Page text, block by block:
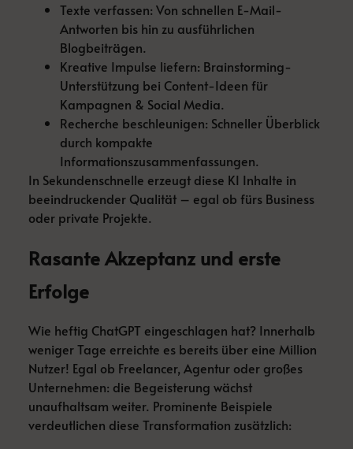
Texte verfassen: Von schnellen E-Mail-
Antworten bis hin zu ausführlichen
Blogbeiträgen.
Kreative Impulse liefern: Brainstorming-
Unterstützung bei Content-Ideen für
Kampagnen & Social Media.
Recherche beschleunigen: Schneller Überblick
durch kompakte
Informationszusammenfassungen.
In Sekundenschnelle erzeugt diese KI Inhalte in
beeindruckender Qualität – egal ob fürs Business
oder private Projekte.
Rasante Akzeptanz und erste
Erfolge
Wie heftig ChatGPT eingeschlagen hat? Innerhalb
weniger Tage erreichte es bereits über eine Million
Nutzer! Egal ob Freelancer, Agentur oder großes
Unternehmen: die Begeisterung wächst
unaufhaltsam weiter. Prominente Beispiele
verdeutlichen diese Transformation zusätzlich: